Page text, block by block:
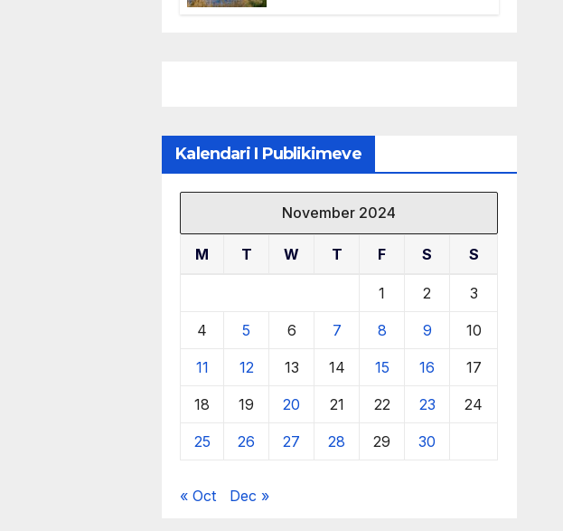
Kalendari I Publikimeve
November 2024
M T W T F S S
1 2 3
4 5 6 7 8 9 10
11 12 13 14 15 16 17
18 19 20 21 22 23 24
25 26 27 28 29 30
« Oct Dec »